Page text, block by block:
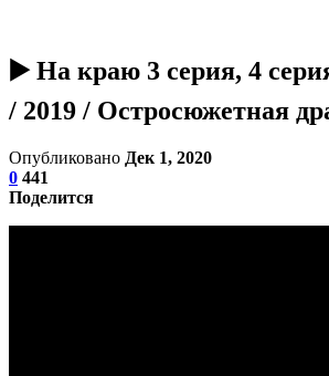
▶️ На краю 3 серия, 4
/ 2019 / Остросюжетная
Опубликовано Дек 1, 2020
0 441
Поделится